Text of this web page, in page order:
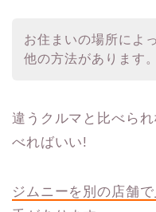
お住まいの場所によ
他の方法があります。
違うクルマと比べら
べればいい!
ジムニーを別の店舗